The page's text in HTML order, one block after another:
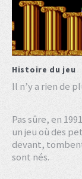
Histoire du jeu
Il n’y a rien de
Pas sûre, en
un jeu où des
devant,
sont nés.